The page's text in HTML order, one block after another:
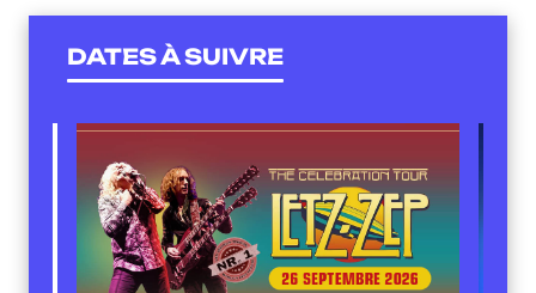
DATES À SUIVRE